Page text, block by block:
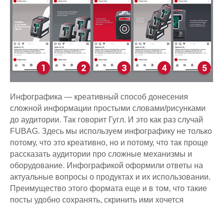
Инфографика — креативный способ донесения
сложной информации простыми словами/рисунками
до аудитории. Так говорит Гугл. И это как раз случай
FUBAG. Здесь мы используем инфографику не только
потому, что это креативно, но и потому, что так проще
рассказать аудитории про сложные механизмы и
оборудование. Инфографикой оформили ответы на
актуальные вопросы о продуктах и их использовании.
Преимущество этого формата еще и в том, что такие
посты удобно сохранять, скринить ими хочется